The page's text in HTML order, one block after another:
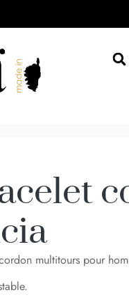
multitours pour